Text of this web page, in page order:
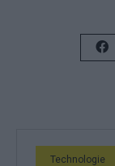
Technologie